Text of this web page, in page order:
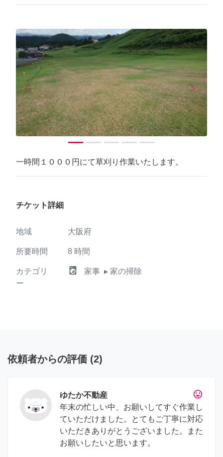
arrow_back_iosPrevious arrow_forward_iosNext
一時間１０００円にて草刈り作業いたします。
チケット詳細
地域 大阪府
所要時間 8 時間
カテゴリ
ー
local_laundry_service 家事 ▸ 家の掃除
依頼者からの評価 (2)
tag_faces
ゆたか不動産
年末の忙しい中、お願いしてすぐ作業し
ていただけました。とてもご丁寧に対応
いただきありがとうございました。また
お願いしたいと思います。